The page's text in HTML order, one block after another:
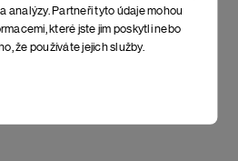
analýzy. Partneři tyto údaje mohou
které jste jim poskytli nebo
že používáte jejich služby.